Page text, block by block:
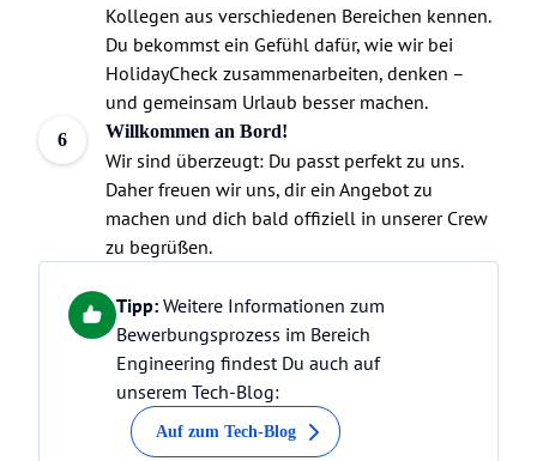
Kollegen aus verschiedenen Bereichen kennen.
Du bekommst ein Gefühl dafür, wie wir bei
HolidayCheck zusammenarbeiten, denken –
und gemeinsam Urlaub besser machen.
6 Willkommen an Bord!
Wir sind überzeugt: Du passt perfekt zu uns.
Daher freuen wir uns, dir ein Angebot zu
machen und dich bald offiziell in unserer Crew
zu begrüßen.
Tipp: Weitere Informationen zum
Bewerbungsprozess im Bereich
Engineering findest Du auch auf
unserem Tech-Blog:
Auf zum Tech-Blog